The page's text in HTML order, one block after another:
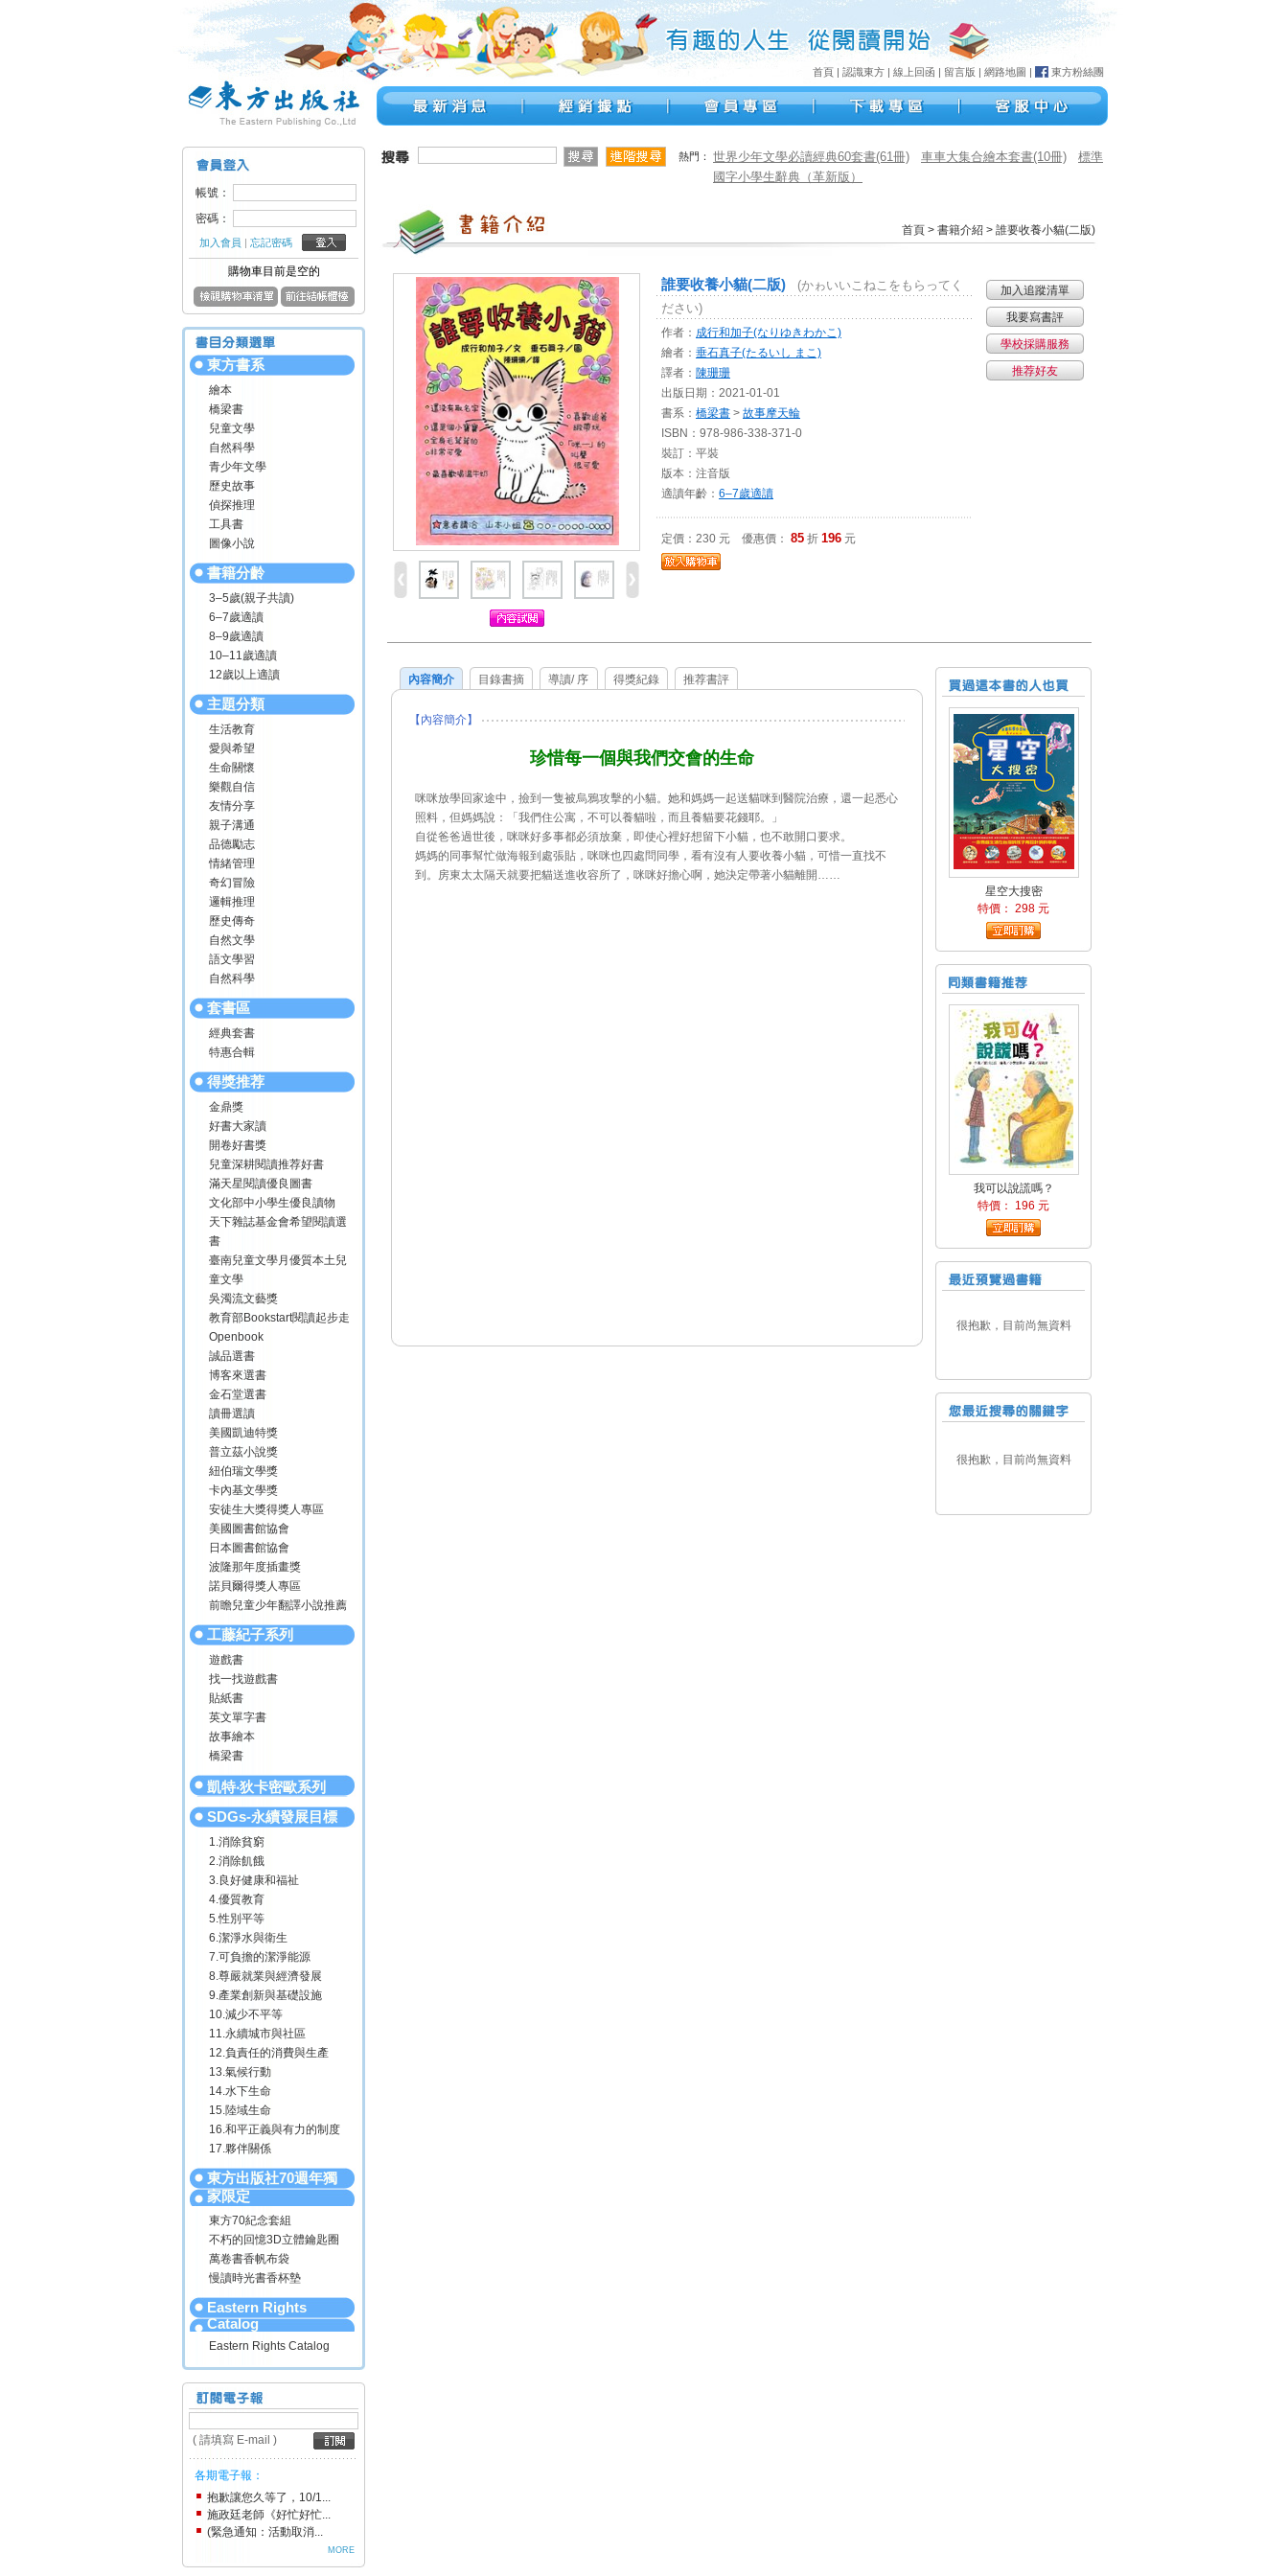
首頁 | 認識東方 | 線上回函 | 留言版 | 網路地圖 | 東方粉絲團
帳號：
密碼：
加入會員 | 忘記密碼
購物車目前是空的
東方書系
繪本
橋梁書
兒童文學
自然科學
青少年文學
歷史故事
偵探推理
工具書
圖像小說
書籍分齡
3–5歲(親子共讀)
6–7歲適讀
8–9歲適讀
10–11歲適讀
12歲以上適讀
主題分類
生活教育
愛與希望
生命關懷
樂觀自信
友情分享
親子溝通
品德勵志
情緒管理
奇幻冒險
邏輯推理
歷史傳奇
自然文學
語文學習
自然科學
套書區
經典套書
特惠合輯
得獎推荐
金鼎獎
好書大家讀
開卷好書獎
兒童深耕閱讀推荐好書
滿天星閱讀優良圖書
文化部中小學生優良讀物
天下雜誌基金會希望閱讀選
書
臺南兒童文學月優質本土兒
童文學
吳濁流文藝獎
教育部Bookstart閱讀起步走
Openbook
誠品選書
博客來選書
金石堂選書
讀冊選讀
美國凱迪特獎
普立茲小說獎
紐伯瑞文學獎
卡內基文學獎
安徒生大獎得獎人專區
美國圖書館協會
日本圖書館協會
波隆那年度插畫獎
諾貝爾得獎人專區
前瞻兒童少年翻譯小說推薦
工藤紀子系列
遊戲書
找一找遊戲書
貼紙書
英文單字書
故事繪本
橋梁書
凱特‧狄卡密歐系列
SDGs-永續發展目標
1.消除貧窮
2.消除飢餓
3.良好健康和福祉
4.優質教育
5.性別平等
6.潔淨水與衛生
7.可負擔的潔淨能源
8.尊嚴就業與經濟發展
9.產業創新與基礎設施
10.減少不平等
11.永續城市與社區
12.負責任的消費與生產
13.氣候行動
14.水下生命
15.陸域生命
16.和平正義與有力的制度
17.夥伴關係
東方出版社70週年獨
家限定
東方70紀念套組
不朽的回憶3D立體鑰匙圈
萬卷書香帆布袋
慢讀時光書香杯墊
Eastern Rights
Catalog
Eastern Rights Catalog
( 請填寫 E-mail )
各期電子報：
抱歉讓您久等了，10/1...
施政廷老師《好忙好忙...
(緊急通知：活動取消...
MORE
熱門： 世界少年文學必讀經典60套書(61冊) 車車大集合繪本套書(10冊)
標準
國字小學生辭典（革新版）
首頁 > 書籍介紹 > 誰要收養小貓(二版)
誰要收養小貓(二版)
(かゎいいこねこをもらってく
ださい)
作者： 成行和加子(なりゆきわかこ)
繪者： 垂石真子(たるいし まこ)
譯者： 陳珊珊
出版日期：2021-01-01
書系： 橋梁書 > 故事摩天輪
ISBN：978-986-338-371-0
裝訂：平裝
版本：注音版
適讀年齡： 6–7歲適讀
定價：230 元 優惠價： 85 折 196 元
內容簡介 目錄書摘 導讀/ 序 得獎紀錄 推荐書評
【內容簡介】
珍惜每一個與我們交會的生命
咪咪放學回家途中，撿到一隻被烏鴉攻擊的小貓。她和媽媽一起送貓咪到醫院治療，還一起悉心
照料，但媽媽說：「我們住公寓，不可以養貓啦，而且養貓要花錢耶。」
自從爸爸過世後，咪咪好多事都必須放棄，即使心裡好想留下小貓，也不敢開口要求。
媽媽的同事幫忙做海報到處張貼，咪咪也四處問同學，看有沒有人要收養小貓，可惜一直找不
到。房東太太隔天就要把貓送進收容所了，咪咪好擔心啊，她決定帶著小貓離開……
星空大搜密
特價： 298 元
我可以說謊嗎？
特價： 196 元
很抱歉，目前尚無資料
很抱歉，目前尚無資料